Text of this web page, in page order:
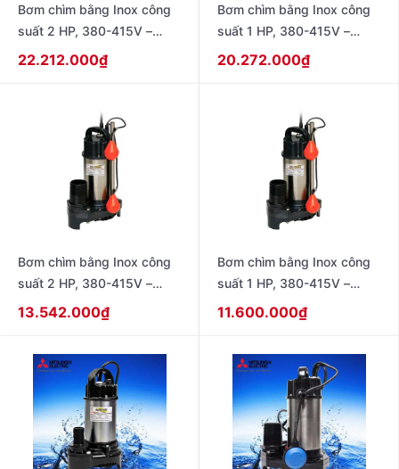
Bơm chìm bằng Inox công
suất 2 HP, 380-415V –
50Hz , loại có phao dạng
22.212.000₫
Bơm chìm bằng Inox công
suất 1 HP, 380-415V –
50Hz , loại có phao dạng
20.272.000₫
Bơm chìm bằng Inox công
suất 2 HP, 380-415V –
50Hz , loại có phao dạng
13.542.000₫
Bơm chìm bằng Inox công
suất 1 HP, 380-415V –
50Hz , loại có phao dạng
11.600.000₫